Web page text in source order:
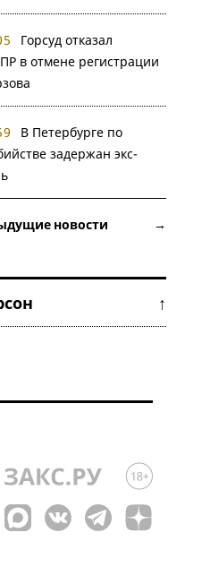
Горсуд отказал
в отмене регистрации
В Петербурге по
задержан экс-
новости →
персон ↑